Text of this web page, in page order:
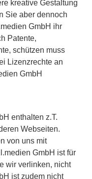
kreative Gestaltung
Sie aber dennoch
GmbH ihr
Patente,
schützen muss
Lizenzrechte an
GmbH
enthalten z.T.
Webseiten.
von uns mit
GmbH ist für
wir verlinken, nicht
ist zudem nicht